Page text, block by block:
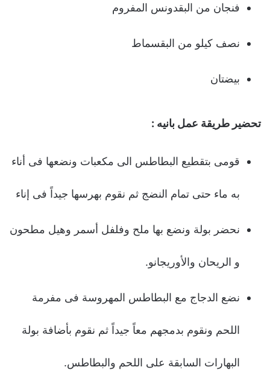
فنجان من البقدونس المفروم
نصف كیلو من البقسماط
بیضتان
تحضیر طريقة عمل بانيه :
قومى بتقطیع البطاطس الى مكعبات ونضعها فى أناء
به ماء حتى تمام النضج ثم نقوم بهرسها جیداً فى إناء
نحضر بولة ونضع بها ملح وفلفل أسمر وهیل مطحون
و الریحان والأوریجانو.
نضع الدجاج مع البطاطس المهروسة فى مفرمة
اللحم ونقوم بدمجهم معاً جیداً ثم نقوم بأضافة بولة
البهارات السابقة على اللحم والبطاطس.